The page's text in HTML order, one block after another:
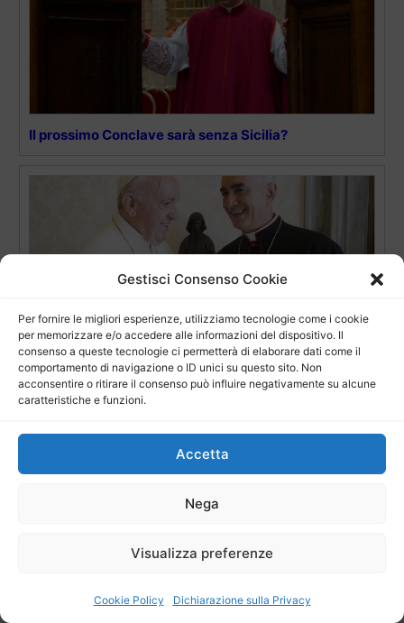
Gestisci Consenso Cookie
Per fornire le migliori esperienze, utilizziamo tecnologie come i cookie
per memorizzare e/o accedere alle informazioni del dispositivo. Il
consenso a queste tecnologie ci permetterà di elaborare dati come il
comportamento di navigazione o ID unici su questo sito. Non
acconsentire o ritirare il consenso può influire negativamente su alcune
caratteristiche e funzioni.
Accetta
Nega
Visualizza preferenze
Cookie Policy Dichiarazione sulla Privacy
Il prossimo Conclave sarà senza Sicilia?
La teologa Ina Siviglia e il vescovo emerito di Noto
consultori per l’ex Sant’Uffizio